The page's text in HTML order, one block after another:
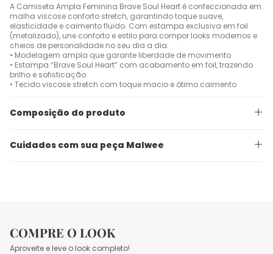
A Camiseta Ampla Feminina Brave Soul Heart é confeccionada em
malha viscose conforto stretch, garantindo toque suave,
elasticidade e caimento fluido. Com estampa exclusiva em foil
(metalizado), une conforto e estilo para compor looks modernos e
cheios de personalidade no seu dia a dia.
• Modelagem ampla que garante liberdade de movimento
• Estampa “Brave Soul Heart” com acabamento em foil, trazendo
brilho e sofisticação
• Tecido viscose stretch com toque macio e ótimo caimento
Composição do produto
Cuidados com sua peça Malwee
COMPRE O LOOK
Aproveite e leve o look completo!